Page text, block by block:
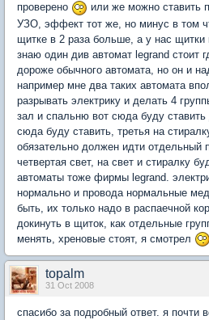
проверено
или же можно ставить
УЗО, эффект тот же, но минус в том
щитке в 2 раза больше, а у нас щитки
знаю один див автомат legrand стоит
дороже обычного автомата, но он и
например мне два таких автомата
разрывать электрику и делать 4
зал и спальню вот сюда буду
сюда буду ставить, третья на
обязательно должен идти отдельный
четвертая свет, на свет и стиралку
автоматы тоже фирмы legrand.
нормально и провода нормальные
быть, их только надо в распаечной
докинуть в щиток, как отдельные
менять, хреновые стоят, я смотрел
topalm
31 Oct 2008
спасибо за подробный ответ. я почти